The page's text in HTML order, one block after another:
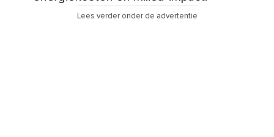
Lees verder onder de advertentie